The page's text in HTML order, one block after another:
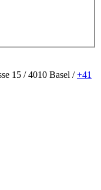
15 / 4010 Basel /+41